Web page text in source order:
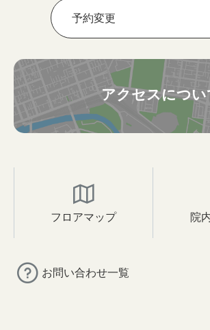
予約変更
アクセスについ
フロアマップ 院
お問い合わせ一覧